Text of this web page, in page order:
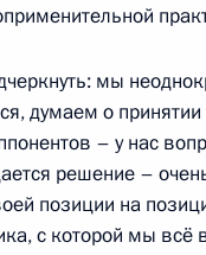
мы
думаем о
– у нас
решение –
позиции на
с которой мы